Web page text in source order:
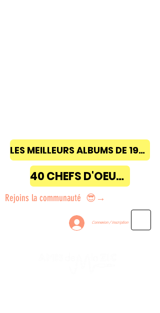
LES MEILLEURS ALBUMS DE 1968 à 2018
40 CHEFS D'OEUVRE
Rejoins la communauté 😎→
Connexion / Inscription